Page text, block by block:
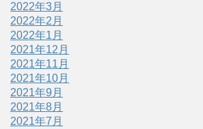
2022年3月
2022年2月
2022年1月
2021年12月
2021年11月
2021年10月
2021年9月
2021年8月
2021年7月